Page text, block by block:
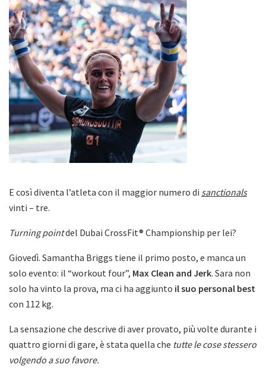
E così diventa l’atleta con il maggior numero di sanctionals
vinti – tre.
Turning pointdel Dubai CrossFit® Championship per lei?
Giovedì. Samantha Briggs tiene il primo posto, e manca un
solo evento: il “workout four”, Max Clean and Jerk. Sara non
solo ha vinto la prova, ma ci ha aggiunto il suo personal best
con 112 kg.
La sensazione che descrive di aver provato, più volte durante i
quattro giorni di gare, è stata quella che tutte le cose stessero
volgendo a suo favore.